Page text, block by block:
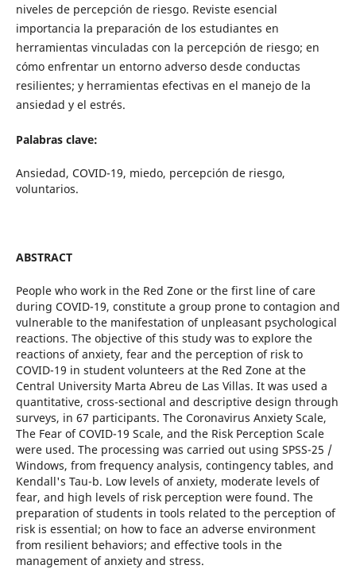
niveles de percepción de riesgo. Reviste esencial
importancia la preparación de los estudiantes en
herramientas vinculadas con la percepción de riesgo; en
cómo enfrentar un entorno adverso desde conductas
resilientes; y herramientas efectivas en el manejo de la
ansiedad y el estrés.
Palabras clave:
Ansiedad, COVID-19, miedo, percepción de riesgo,
voluntarios.
ABSTRACT
People who work in the Red Zone or the first line of care
during COVID-19, constitute a group prone to contagion and
vulnerable to the manifestation of unpleasant psychological
reactions. The objective of this study was to explore the
reactions of anxiety, fear and the perception of risk to
COVID-19 in student volunteers at the Red Zone at the
Central University Marta Abreu de Las Villas. It was used a
quantitative, cross-sectional and descriptive design through
surveys, in 67 participants. The Coronavirus Anxiety Scale,
The Fear of COVID-19 Scale, and the Risk Perception Scale
were used. The processing was carried out using SPSS-25 /
Windows, from frequency analysis, contingency tables, and
Kendall's Tau-b. Low levels of anxiety, moderate levels of
fear, and high levels of risk perception were found. The
preparation of students in tools related to the perception of
risk is essential; on how to face an adverse environment
from resilient behaviors; and effective tools in the
management of anxiety and stress.